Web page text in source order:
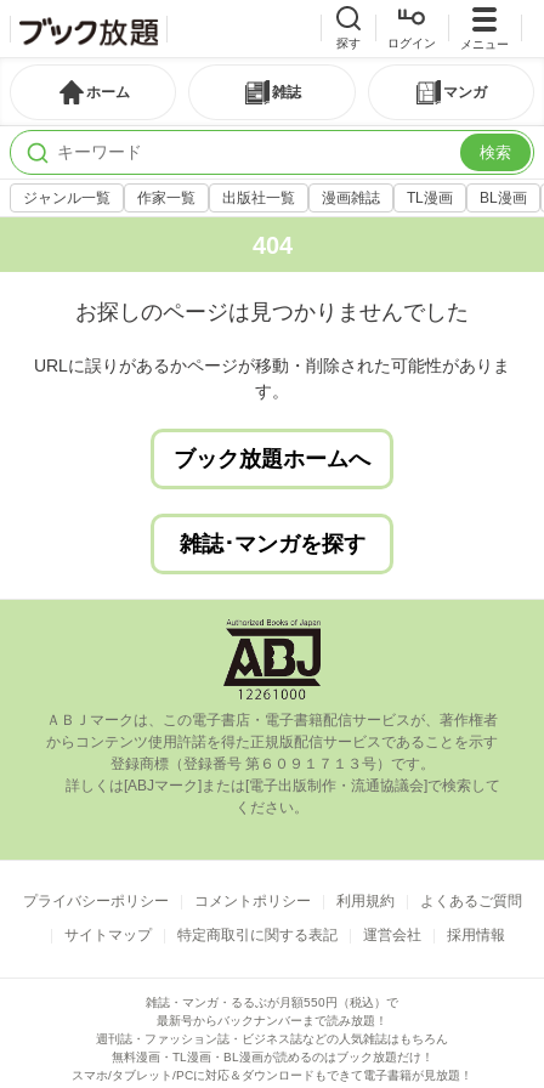
探す ログイン メニュー
ホーム 雑誌 マンガ
検索
ジャンル一覧 作家一覧 出版社一覧 漫画雑誌 TL漫画 BL漫画
404
お探しのページは見つかりませんでした
URLに誤りがあるかページが移動・削除された可能性がありま
す。
ブック放題ホームへ
雑誌･マンガを探す
ＡＢＪマークは、この電⼦書店・電⼦書籍配信サービスが、著作権者
からコンテンツ使⽤許諾を得た正規版配信サービスであることを⽰す
登録商標（登録番号 第６０９１７１３号）です。
ください。
プライバシーポリシー コメントポリシー 利用規約
よくあるご質問
サイトマップ
特定商取引に関する表記 運営会社 採用情報
雑誌・マンガ・るるぶが月額550円（税込）で
最新号からバックナンバーまで読み放題！
週刊誌・ファッション誌・ビジネス誌などの人気雑誌はもちろん
無料漫画・TL漫画・BL漫画が読めるのはブック放題だけ！
スマホ/タブレット/PCに対応＆ダウンロードもできて電子書籍が見放題！